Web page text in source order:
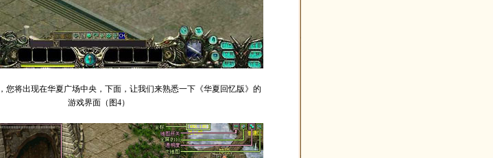
您将出现在华夏广场中央，下面，让我们来熟悉一下《华夏回忆版》的
游戏界面（图4）